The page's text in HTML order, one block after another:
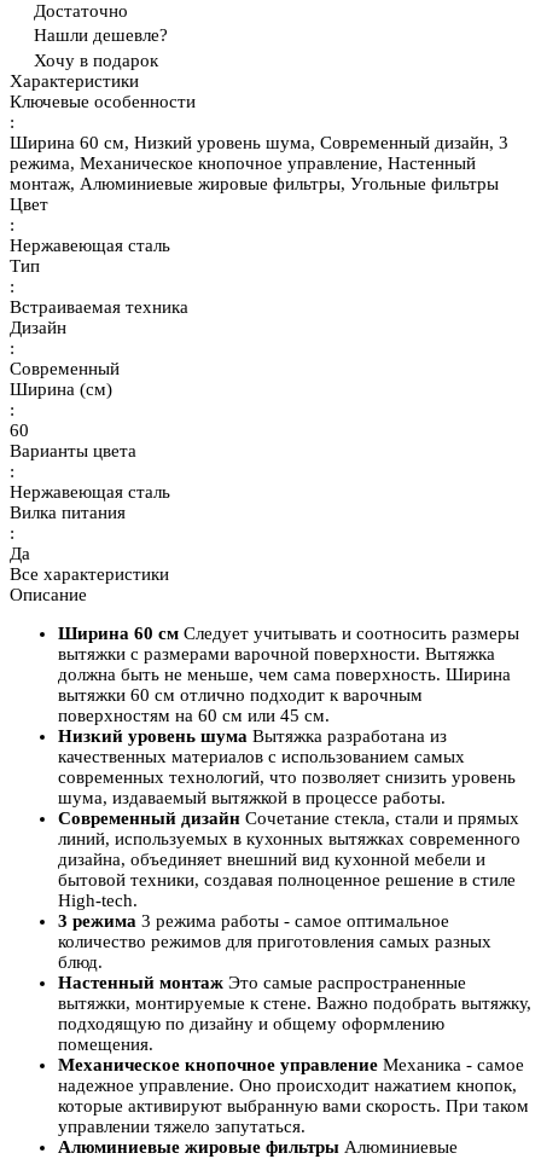
Достаточно
Нашли дешевле?
Хочу в подарок
Характеристики
Ключевые особенности
:
Ширина 60 см, Низкий уровень шума, Современный дизайн, 3
режима, Механическое кнопочное управление, Настенный
монтаж, Алюминиевые жировые фильтры, Угольные фильтры
Цвет
:
Нержавеющая сталь
Тип
:
Встраиваемая техника
Дизайн
:
Современный
Ширина (см)
:
60
Варианты цвета
:
Нержавеющая сталь
Вилка питания
:
Да
Все характеристики
Описание
Ширина 60 см Следует учитывать и соотносить размеры
вытяжки с размерами варочной поверхности. Вытяжка
должна быть не меньше, чем сама поверхность. Ширина
вытяжки 60 см отлично подходит к варочным
поверхностям на 60 см или 45 см.
Низкий уровень шума Вытяжка разработана из
качественных материалов с использованием самых
современных технологий, что позволяет снизить уровень
шума, издаваемый вытяжкой в процессе работы.
Современный дизайн Сочетание стекла, стали и прямых
линий, используемых в кухонных вытяжках современного
дизайна, объединяет внешний вид кухонной мебели и
бытовой техники, создавая полноценное решение в стиле
High-tech.
3 режима 3 режима работы - самое оптимальное
количество режимов для приготовления самых разных
блюд.
Настенный монтаж Это самые распространенные
вытяжки, монтируемые к стене. Важно подобрать вытяжку,
подходящую по дизайну и общему оформлению
помещения.
Механическое кнопочное управление Механика - самое
надежное управление. Оно происходит нажатием кнопок,
которые активируют выбранную вами скорость. При таком
управлении тяжело запутаться.
Алюминиевые жировые фильтры Алюминиевые